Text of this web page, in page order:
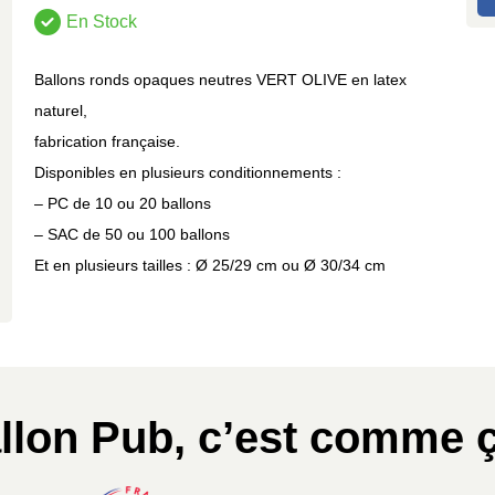
En Stock
Ballons ronds opaques neutres VERT OLIVE en latex
naturel,
fabrication française.
Disponibles en plusieurs conditionnements :
– PC de 10 ou 20 ballons
– SAC de 50 ou 100 ballons
Et en plusieurs tailles : Ø 25/29 cm ou Ø 30/34 cm
Pub, c’est comme